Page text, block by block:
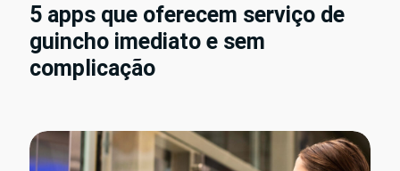
5 apps que oferecem serviço de
guincho imediato e sem
complicação